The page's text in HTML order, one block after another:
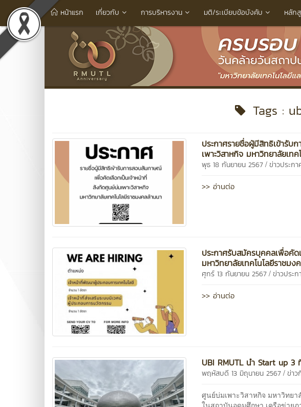
หน้าแรก เกี่ยวกับ การบริหารงาน มติ/ระเบียบข้อบังคับ หลัก
Tags :
ประกาศรายชื่อผู้มีสิทธิเข้ารั
เพาะวิสาหกิจ มหาวิทยาลัยเท
พุธ 18 กันยายน 2567 /ข่าวประก
>> อ่านต่อ
ประกาศรับสมัครบุคคลเพื่อคัด
มหาวิทยาลัยเทคโนโลยีราชมง
ศุกร์ 13 กันยายน 2567 /ข่าวประ
>> อ่านต่อ
UBI RMUTL นำ Start up 3
พฤหัสบดี 13 มิถุนายน 2567 /ข่า
ศูนย์บ่มเพาะวิสาหกิจ มหาวิทย
ในสถาบันอุดมศึกษา เครือข่าย